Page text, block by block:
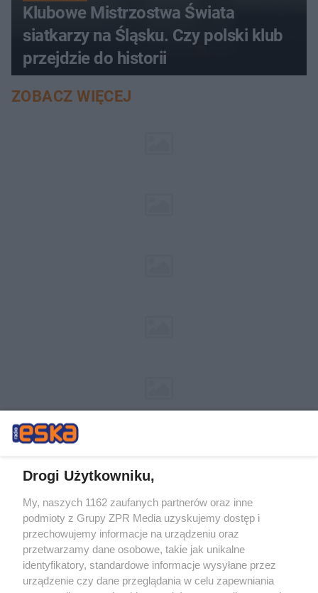
Klubowe Mistrzostwa Świata
siatkarzy na Śląsku. Czy polski klub
przejdzie do historii
ZOBACZ WIĘCEJ
Żaden utwór zamieszczony w serwisie nie może być powielany i
rozpowszechniany lub dalej rozpowszechniany w jakikolwiek sposób (w
tym także elektroniczny lub mechaniczny) na jakimkolwiek polu
eksploatacji w jakiejkolwiek formie, włącznie z umieszczaniem w
Internecie bez pisemnej zgody właściciela praw. Jakiekolwiek użycie lub
wykorzystanie utworów w całości lub w części z naruszeniem prawa,
tzn. bez właściwej zgody, jest zabronione pod groźbą kary i może być
ścigane prawnie.
Drogi Użytkowniku,
My, naszych 1162 zaufanych partnerów oraz inne
podmioty z Grupy ZPR Media uzyskujemy dostęp i
przechowujemy informacje na urządzeniu oraz
przetwarzamy dane osobowe, takie jak unikalne
identyfikatory, standardowe informacje wysyłane przez
urządzenie czy dane przeglądania w celu zapewniania